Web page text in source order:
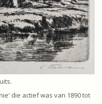
die actief was van 1890 tot